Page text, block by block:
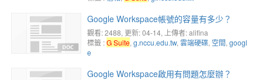
Google Workspace帳號的容量有多少？
觀看: 2488, 更新: 04-14, 上傳者: alifina
標籤 :G Suite, g.nccu.edu.tw, 雲端硬碟, 空間, googl
e
Google Workspace啟用有問題怎麼辦？